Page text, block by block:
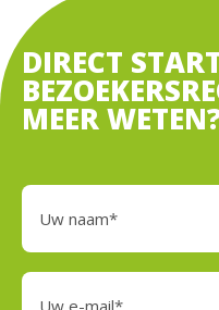
DIRECT
MEER